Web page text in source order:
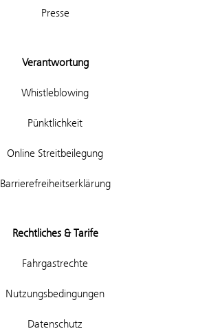
Presse
Verantwortung
Whistleblowing
Pünktlichkeit
Online Streitbeilegung
Barrierefreiheitserklärung
Rechtliches & Tarife
Fahrgastrechte
Nutzungsbedingungen
Datenschutz